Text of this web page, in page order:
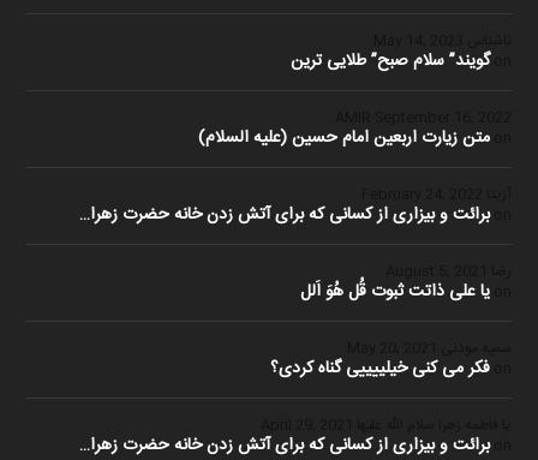
گویند” سلام صبح” طلایی ترین
متن زیارت اربعین امام حسین (علیه السلام)
برائت و بیزاری از کسانی که برای آتش زدن خانه حضرت زهرا…
رضا
یا علی ذاتت ثبوت قُل هُوَ اَلل
سمیه موذنی
فکر می کنی خیلییییی گناه کردی؟
یا فاطمه زهرا سلام الله علیها
برائت و بیزاری از کسانی که برای آتش زدن خانه حضرت زهرا…